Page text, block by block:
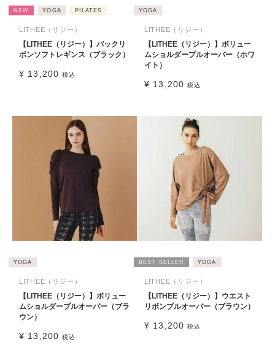
NEW YOGA PILATES
LITHEE（リジー）
【LITHEE（リジー）】バックリ
ボンソフトレギンス（ブラック）
¥ 13,200 税込
YOGA
LITHEE（リジー）
【LITHEE（リジー）】ボリュー
ムショルダープルオーバー（ホワ
イト）
¥ 13,200 税込
YOGA
LITHEE（リジー）
【LITHEE（リジー）】ボリュー
ムショルダープルオーバー（ブラ
ウン）
¥ 13,200 税込
BEST SELLER YOGA
LITHEE（リジー）
【LITHEE（リジー）】ウエスト
リボンプルオーバー（ブラウン）
¥ 13,200 税込